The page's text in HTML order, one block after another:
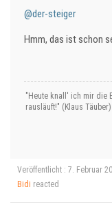
@der-steiger
Hmm, das ist schon
"Heute knall' ich mir die
rausläuft!" (Klaus Täuber)
Veröffentlicht : 7. Februar
Bidi reacted